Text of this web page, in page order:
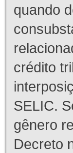
quando
crédito
SELIC.
gênero
Decreto